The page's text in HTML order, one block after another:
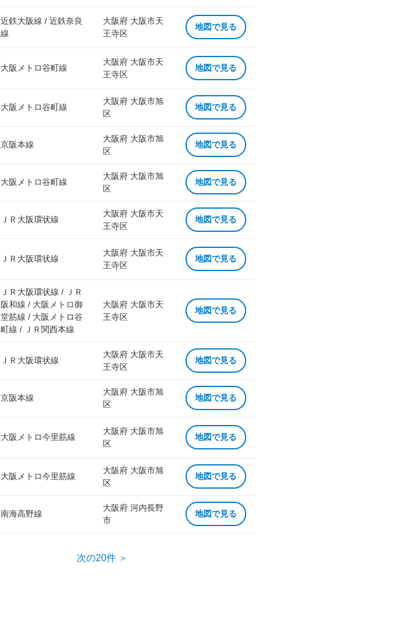
近鉄大阪線 / 近鉄奈良
線
大阪府 大阪市天
王寺区
地図で見る
大阪メトロ谷町線
大阪府 大阪市天
王寺区
地図で見る
大阪メトロ谷町線
大阪府 大阪市旭
区
地図で見る
京阪本線
大阪府 大阪市旭
区
地図で見る
大阪メトロ谷町線
大阪府 大阪市旭
区
地図で見る
ＪＲ大阪環状線
大阪府 大阪市天
王寺区
地図で見る
ＪＲ大阪環状線
大阪府 大阪市天
王寺区
地図で見る
ＪＲ大阪環状線 / ＪＲ
阪和線 / 大阪メトロ御
堂筋線 / 大阪メトロ谷
町線 / ＪＲ関西本線
大阪府 大阪市天
王寺区
地図で見る
ＪＲ大阪環状線
大阪府 大阪市天
王寺区
地図で見る
京阪本線
大阪府 大阪市旭
区
地図で見る
大阪メトロ今里筋線
大阪府 大阪市旭
区
地図で見る
大阪メトロ今里筋線
大阪府 大阪市旭
区
地図で見る
南海高野線
大阪府 河内長野
市
地図で見る
次の20件 ＞